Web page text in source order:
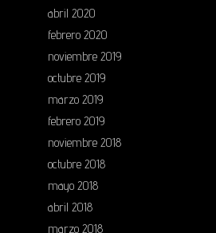
abril 2020
febrero 2020
noviembre 2019
octubre 2019
marzo 2019
febrero 2019
noviembre 2018
octubre 2018
mayo 2018
abril 2018
marzo 2018